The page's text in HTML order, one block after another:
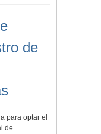
de
para optar el
de